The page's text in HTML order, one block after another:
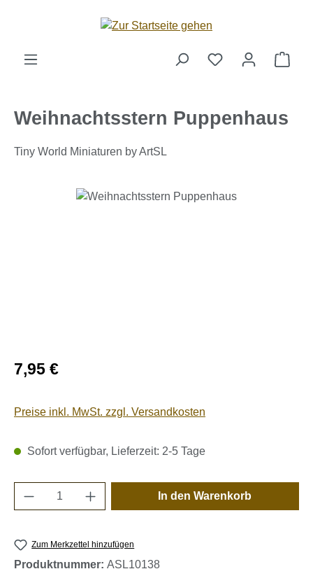
Zum Hauptinhalt springen
Weihnachtsstern Puppenhaus
Tiny World Miniaturen by ArtSL
Bildergalerie überspringen
Regulärer Preis:
7,95 €
Preise inkl. MwSt. zzgl. Versandkosten
Sofort verfügbar, Lieferzeit: 2-5 Tage
Produkt Anzahl: Gib den gewünschten
In den Warenkorb
Zum Merkzettel hinzufügen
Produktnummer: ASL10138